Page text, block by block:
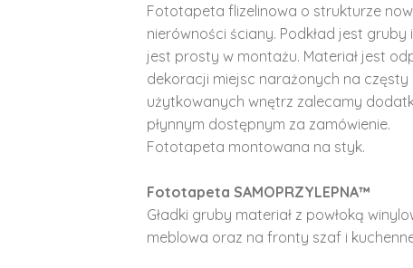
Fototapeta flizelinowa o strukturze
nierówności ściany. Podkład jest
jest prosty w montażu. Materiał jest
dekoracji miejsc narażonych na
użytkowanych wnętrz zalecamy
płynnym dostępnym za zamówienie.
Fototapeta montowana na styk.
Fototapeta SAMOPRZYLEPNA™
Gładki gruby materiał z powłoką
meblowa oraz na fronty szaf i